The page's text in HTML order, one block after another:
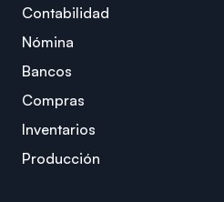
Contabilidad
Nómina
Bancos
Compras
Inventarios
Producción